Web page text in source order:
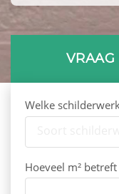
VRAAG
Welke
Hoeveel m²